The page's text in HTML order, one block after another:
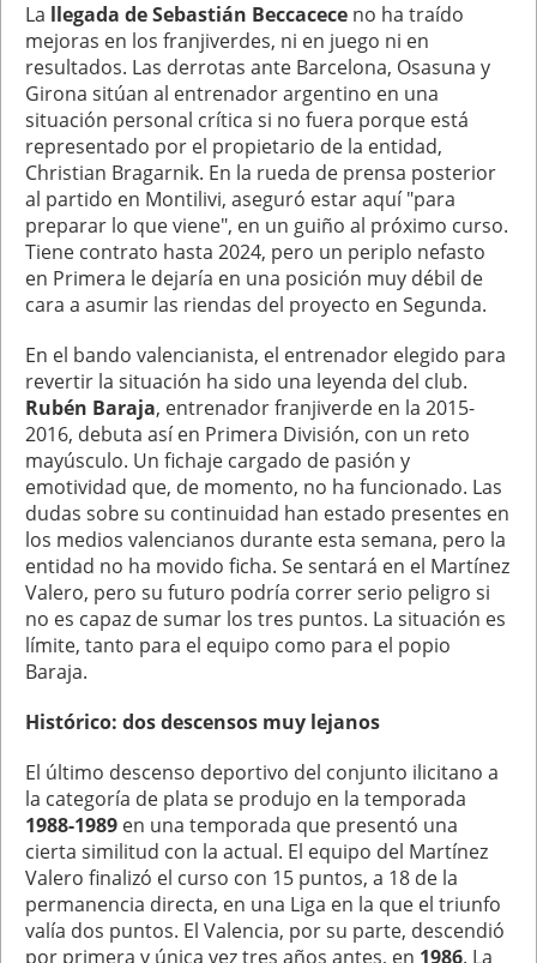
La llegada de Sebastián Beccacece no ha traído
mejoras en los franjiverdes, ni en juego ni en
resultados. Las derrotas ante Barcelona, Osasuna y
Girona sitúan al entrenador argentino en una
situación personal crítica si no fuera porque está
representado por el propietario de la entidad,
Christian Bragarnik. En la rueda de prensa posterior
al partido en Montilivi, aseguró estar aquí "para
preparar lo que viene", en un guiño al próximo curso.
Tiene contrato hasta 2024, pero un periplo nefasto
en Primera le dejaría en una posición muy débil de
cara a asumir las riendas del proyecto en Segunda.
En el bando valencianista, el entrenador elegido para
revertir la situación ha sido una leyenda del club.
Rubén Baraja, entrenador franjiverde en la 2015-
2016, debuta así en Primera División, con un reto
mayúsculo. Un fichaje cargado de pasión y
emotividad que, de momento, no ha funcionado. Las
dudas sobre su continuidad han estado presentes en
los medios valencianos durante esta semana, pero la
entidad no ha movido ficha. Se sentará en el Martínez
Valero, pero su futuro podría correr serio peligro si
no es capaz de sumar los tres puntos. La situación es
límite, tanto para el equipo como para el popio
Baraja.
Histórico: dos descensos muy lejanos
El último descenso deportivo del conjunto ilicitano a
la categoría de plata se produjo en la temporada
1988-1989 en una temporada que presentó una
cierta similitud con la actual. El equipo del Martínez
Valero finalizó el curso con 15 puntos, a 18 de la
permanencia directa, en una Liga en la que el triunfo
valía dos puntos. El Valencia, por su parte, descendió
por primera y única vez tres años antes, en 1986. La